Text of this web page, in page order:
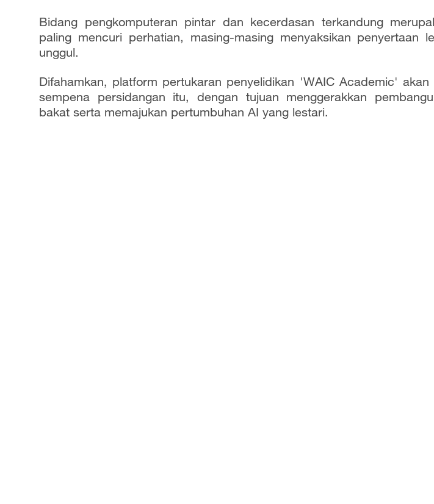
Bidang pengkomputeran pintar dan kecerdasan terkandung
paling mencuri perhatian, masing-masing menyaksikan penyertaan
unggul.
Difahamkan, platform pertukaran penyelidikan 'WAIC Academic' akan
sempena persidangan itu, dengan tujuan menggerakkan
bakat serta memajukan pertumbuhan AI yang lestari.